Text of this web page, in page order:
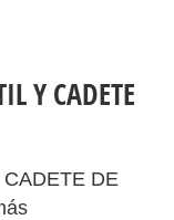
Y CADETE
DE